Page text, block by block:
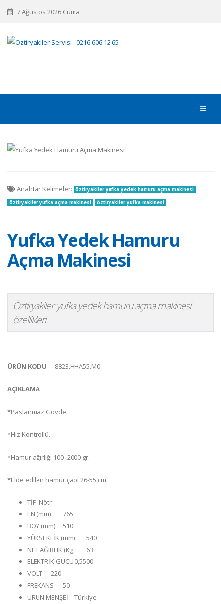
7 Ağustos 2026 Cuma
Yufka Yedek Hamuru
Açma Makinesi
Öztiryakiler yufka yedek hamuru açma makinesi
özellikleri.
ÜRÜN KODU 8823.HHA55.M0
AÇIKLAMA
*Paslanmaz Gövde.
*Hız Kontrollü.
*Hamur ağırlığı 100 -2000 gr.
*Elde edilen hamur çapı 26-55 cm.
TİP Nötr
EN (mm)
765
BOY (mm)
510
YÜKSEKLİK (mm)
540
NET AĞIRLIK (Kg)
63
ELEKTRİK GÜCÜ 0,5500
VOLT
220
FREKANS
50
ÜRÜN MENŞEİ
Türkiye
Anahtar Kelimeler:
öztiryakiler yufka yedek hamuru açma makinesi
öztiryakiler yufka açma makinesi
öztiryakiler yufka makinesi